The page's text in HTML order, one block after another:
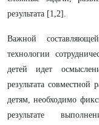
результата [1,2].
Важной
технологии
детей идет
результата
детям, необходимо
результате